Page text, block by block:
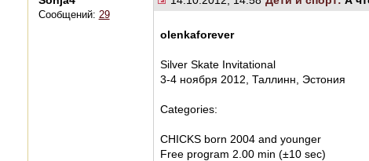
Сообщений: 29
olenkaforever
Silver Skate Invitational
3-4 ноября 2012, Таллинн, Эстония
Categories:
CHICKS born 2004 and younger
Free program 2.00 min (±10 sec)